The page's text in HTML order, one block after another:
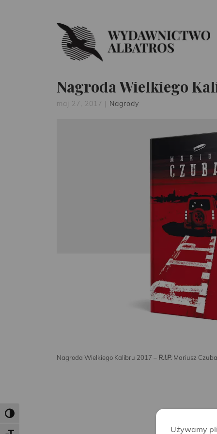
Toggle High Contrast
Nagroda Wielkiego
maj 27, 2017 | Nagrody
Nagroda Wielkiego Kalibru 2017 – R.I.P. Mariusz
Używamy